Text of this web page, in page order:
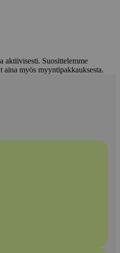
aktiivisesti. Suosittelemme
aina myös myyntipakkauksesta.